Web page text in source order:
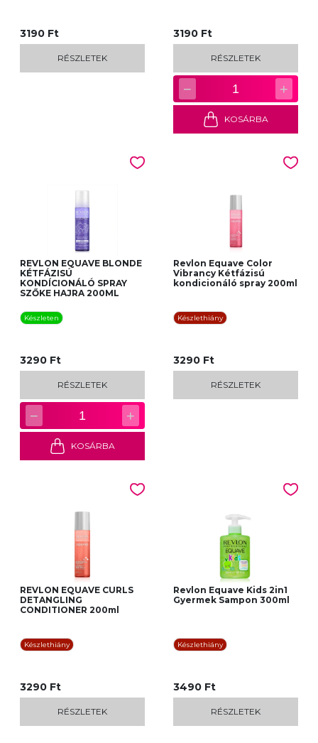
3190 Ft
RÉSZLETEK
3190 Ft
RÉSZLETEK
− 1 +
KOSÁRBA
REVLON EQUAVE BLONDE
KÉTFÁZISÚ
KONDÍCIONÁLÓ SPRAY
SZŐKE HAJRA 200ML
Készleten
3290 Ft
RÉSZLETEK
− 1 +
KOSÁRBA
Revlon Equave Color
Vibrancy Kétfázisú
kondicionáló spray 200ml
Készlethiány
3290 Ft
RÉSZLETEK
REVLON EQUAVE CURLS
DETANGLING
CONDITIONER 200ml
Készlethiány
3290 Ft
RÉSZLETEK
Revlon Equave Kids 2in1
Gyermek Sampon 300ml
Készlethiány
3490 Ft
RÉSZLETEK